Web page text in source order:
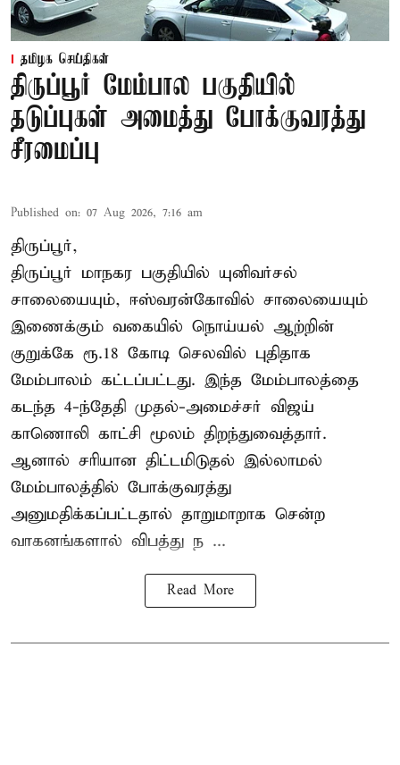
தமிழக செய்திகள்
திருப்பூர் மேம்பால பகுதியில்
தடுப்புகள் அமைத்து போக்குவரத்து
சீரமைப்பு
Published on: 07 Aug 2026, 7:16 am
திருப்பூர்,
திருப்பூர் மாநகர பகுதியில் யுனிவர்சல்
சாலையையும், ஈஸ்வரன்கோவில் சாலையையும்
இணைக்கும் வகையில் நொய்யல் ஆற்றின்
குறுக்கே ரூ.18 கோடி செலவில் புதிதாக
மேம்பாலம் கட்டப்பட்டது. இந்த மேம்பாலத்தை
கடந்த 4-ந்தேதி முதல்-அமைச்சர் விஜய்
காணொலி காட்சி மூலம் திறந்துவைத்தார்.
ஆனால் சரியான திட்டமிடுதல் இல்லாமல்
மேம்பாலத்தில் போக்குவரத்து
அனுமதிக்கப்பட்டதால் தாறுமாறாக சென்ற
வாகனங்களால் விபத்து ந ...
Read More